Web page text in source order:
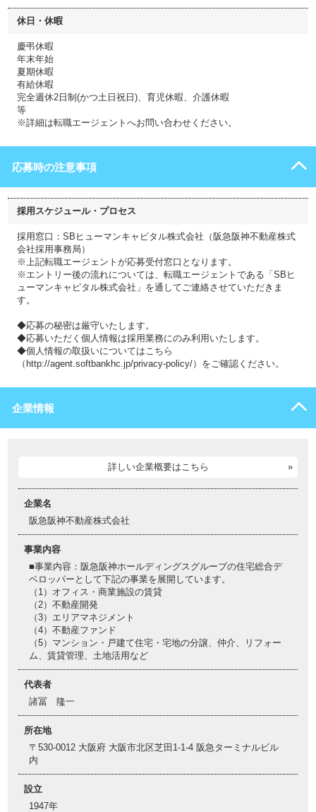
休日・休暇
慶弔休暇
年末年始
夏期休暇
有給休暇
完全週休2日制(かつ土日祝日)、育児休暇、介護休暇
等
※詳細は転職エージェントへお問い合わせください。
応募時の注意事項
採用スケジュール・プロセス
採用窓口：SBヒューマンキャピタル株式会社（阪急阪神不動産株式
会社採用事務局）
※上記転職エージェントが応募受付窓口となります。
※エントリー後の流れについては、転職エージェントである「SBヒ
ューマンキャピタル株式会社」を通してご連絡させていただきま
す。
◆応募の秘密は厳守いたします。
◆応募いただく個人情報は採用業務にのみ利用いたします。
◆個人情報の取扱いについてはこちら
（http://agent.softbankhc.jp/privacy-policy/）をご確認ください。
企業情報
詳しい企業概要はこちら
企業名
阪急阪神不動産株式会社
事業内容
■事業内容：阪急阪神ホールディングスグループの住宅総合デ
ベロッパーとして下記の事業を展開しています。
（1）オフィス・商業施設の賃貸
（2）不動産開発
（3）エリアマネジメント
（4）不動産ファンド
（5）マンション・戸建て住宅・宅地の分譲、仲介、リフォー
ム、賃貸管理、土地活用など
代表者
諸冨 隆一
所在地
〒530-0012 大阪府 大阪市北区芝田1-1-4 阪急ターミナルビル
内
設立
1947年